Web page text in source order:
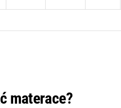
materace?